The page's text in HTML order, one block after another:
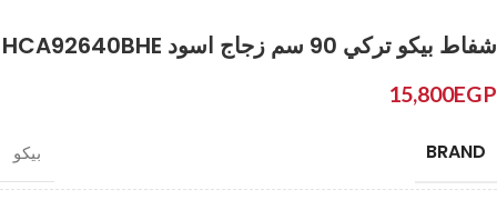
شفاط بيكو تركي 90 سم زجاج اسود HCA92640BHE
15,800EGP
BRAND بيكو